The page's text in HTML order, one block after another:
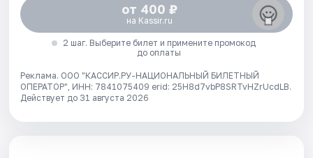
от 400 ₽
на Kassir.ru
2 шаг. Выберите билет и примените промокод
до оплаты
Реклама. ООО "КАССИР.РУ-НАЦИОНАЛЬНЫЙ БИЛЕТНЫЙ
ОПЕРАТОР", ИНН: 7841075409 erid: 25H8d7vbP8SRTvHZrUcdLB.
Действует до 31 августа 2026